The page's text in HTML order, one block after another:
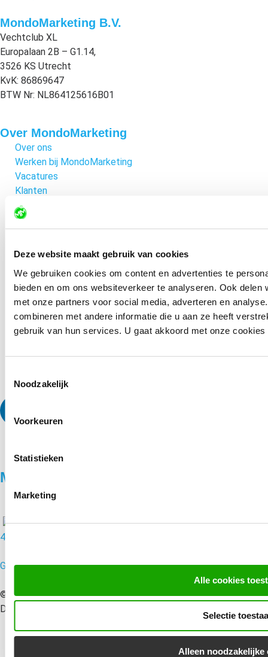
Deze website maakt gebruik van cookies
We gebruiken cookies om content en advertenties te
bieden en om ons websiteverkeer te analyseren. Ook
met onze partners voor social media, adverteren en
combineren met andere informatie die u aan ze heeft
gebruik van hun services. U gaat akkoord met onze
Noodzakelijk
Voorkeuren
Statistieken
Marketing
Alle cookies
Selectie
Alleen noodzakelijke
MondoMarketing B.V.
Vechtclub XL
Europalaan 2B – G1.14,
3526 KS Utrecht
KvK: 86869647
BTW Nr: NL864125616B01
Over MondoMarketing
Over ons
Werken bij MondoMarketing
Vacatures
Klanten
Werkwijze
Accreditaties
Bel ons
085-0601066
Mail ons
info@mondomarketing.nl
MondoMarketing
4.8/5
Google Reviews | 51 reacties
© 2010 – 2026 MondoMarketing B.V. | Performance Driven
Digital Marketing Bureau Utrecht – All rights reserved